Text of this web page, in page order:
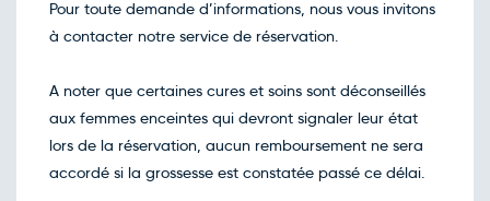
Pour toute demande d’informations, nous vous invitons
à contacter notre service de réservation.
A noter que certaines cures et soins sont déconseillés
aux femmes enceintes qui devront signaler leur état
lors de la réservation, aucun remboursement ne sera
accordé si la grossesse est constatée passé ce délai.